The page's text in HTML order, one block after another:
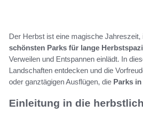
Der Herbst ist eine magische
schönsten Parks für lange
Verweilen und Entspannen einlädt. In
Landschaften entdecken und die
oder ganztägigen Ausflügen, die Parks
Einleitung in die